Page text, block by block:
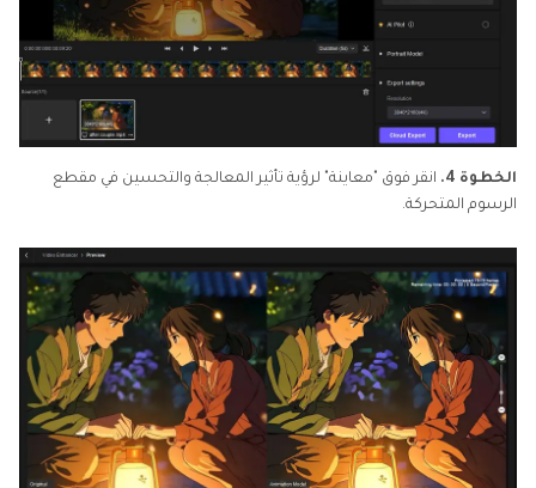
الخطوة 4.
انقر فوق "معاينة" لرؤية تأثير المعالجة والتحسين في مقطع
الرسوم المتحركة.